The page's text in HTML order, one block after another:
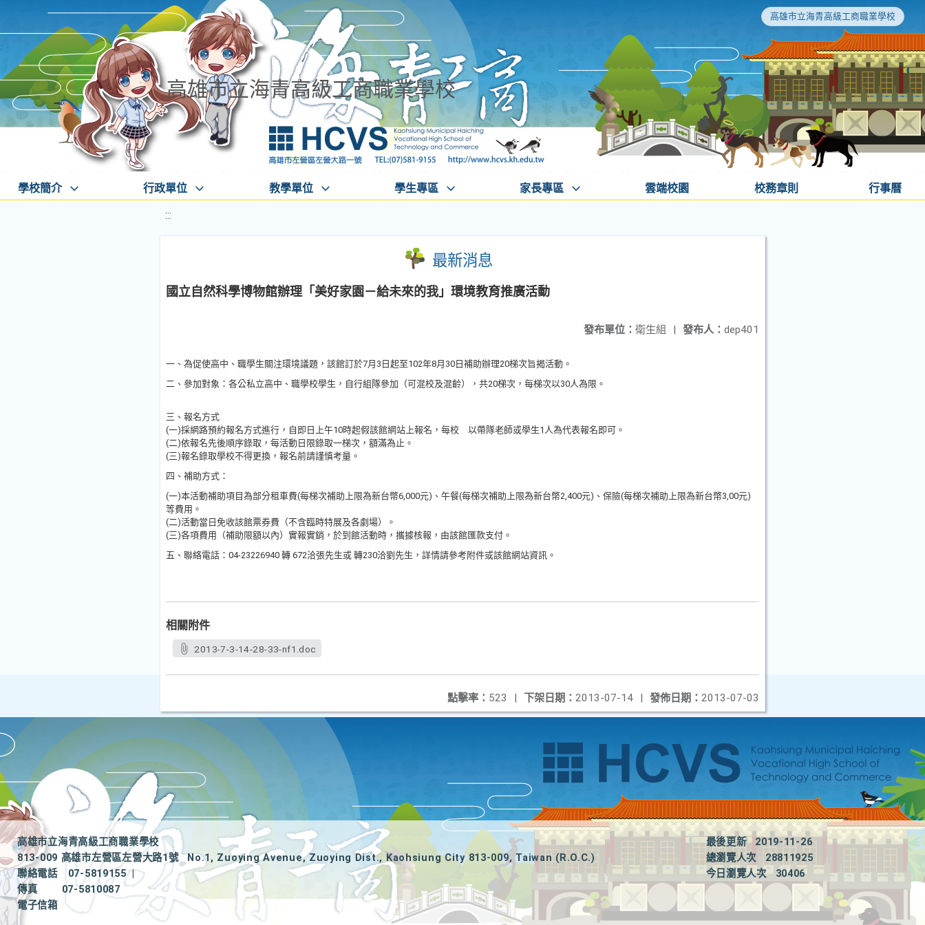
高雄市立海青高級工商職業學校
高雄市立海青高級工商職業學校
學校簡介 行政單位 教學單位 學生專區 家長專區 雲端校園 校務章則 行事曆
:::
最新消息
國立自然科學博物館辦理「美好家園－給未來的我」環境教育推廣活動
發布人： dep401
發布單位： 衛生組 |
一、為促使高中、職學生關注環境議題，該館訂於7月3日起至102年8月30日補助辦理20梯次旨揭活動。
二、參加對象：各公私立高中、職學校學生，自行組隊參加（可混校及混齡），共20梯次，每梯次以30人為限。
三、報名方式
(一)採網路預約報名方式進行，自即日上午10時起假該館網站上報名，每校 以帶隊老師或學生1人為代表報名即可。
(二)依報名先後順序錄取，每活動日限錄取一梯次，額滿為止。
(三)報名錄取學校不得更換，報名前請謹慎考量。
四、補助方式：
(一)本活動補助項目為部分租車費(每梯次補助上限為新台幣6,000元)、午餐(每梯次補助上限為新台幣2,400元)、保險(每梯次補助上限為新台幣3,00元)
等費用。
(二)活動當日免收該館票券費（不含臨時特展及各劇場）。
(三)各項費用（補助限額以內）實報實銷，於到館活動時，攜據核報，由該館匯款支付。
五、聯絡電話：04-23226940 轉 672洽張先生或 轉230洽劉先生，詳情請參考附件或該館網站資訊。
相關附件
2013-7-3-14-28-33-nf1.doc
發佈日期： 2013-07-03
下架日期： 2013-07-14 |
點擊率： 523 |
高雄市立海青高級工商職業學校
813-009 高雄市左營區左營大路1號
No.1, Zuoying Avenue, Zuoying Dist., Kaohsiung City 813-009, Taiwan (R.O.C.)
聯絡電話
07-5819155
|
傳真
07-5810087
電子信箱
最後更新
2019-11-26
總瀏覽人次
28811925
今日瀏覽人次
30406